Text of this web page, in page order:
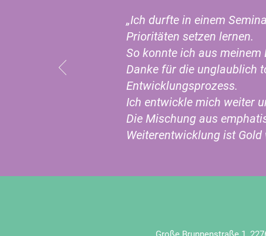
„Ich durfte in einem
Prioritäten setzen lernen.
So konnte ich aus
Danke für die unglaublich
Entwicklungsprozess.
Ich entwickle mich weiter
Die Mischung aus
Weiterentwicklung ist Gold